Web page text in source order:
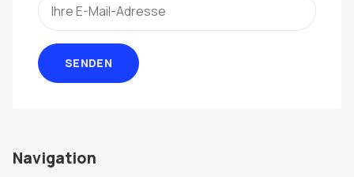
SENDEN
Navigation